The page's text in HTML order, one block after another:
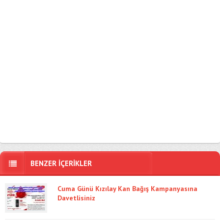
BENZER İÇERİKLER
Cuma Günü Kızılay Kan Bağış Kampanyasına
Davetlisiniz